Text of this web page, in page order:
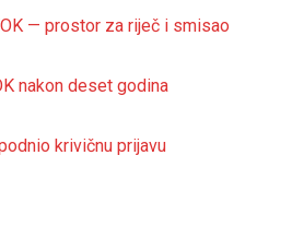
— prostor za riječ i smisao
nakon deset godina
krivičnu prijavu